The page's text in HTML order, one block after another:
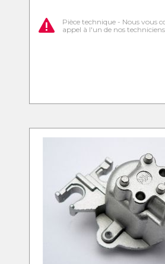
Pièce technique - Nous vous
appel à l'un de nos techniciens